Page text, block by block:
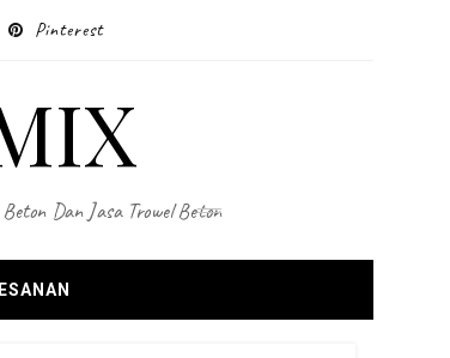
Pinterest
Dan Jasa Trowel Beton